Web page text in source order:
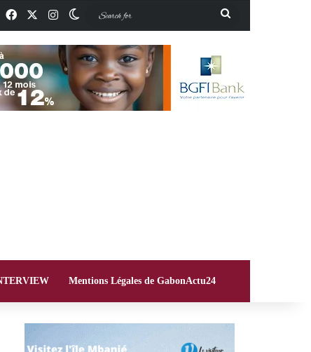
FacebookInstagramSwitch skin Search
Mentions Légales de GabonActu24